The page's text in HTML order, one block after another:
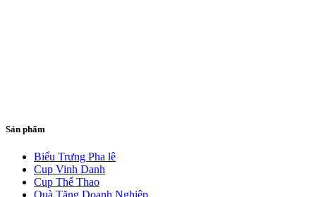
Sản phẩm
Biểu Trưng Pha lê
Cup Vinh Danh
Cup Thể Thao